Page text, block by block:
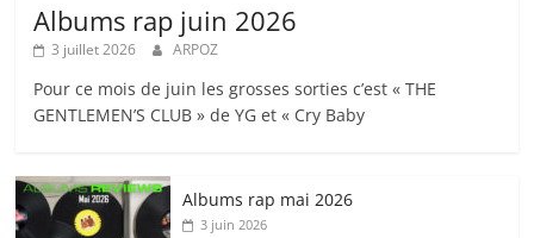
Albums rap juin 2026
3 juillet 2026 ARPOZ
Pour ce mois de juin les grosses sorties c’est « THE
GENTLEMEN’S CLUB » de YG et « Cry Baby
Albums rap mai 2026
3 juin 2026